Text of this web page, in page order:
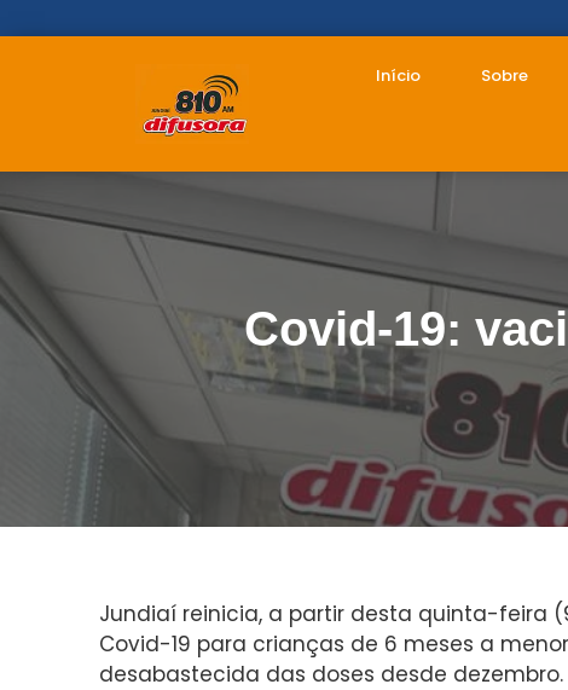
Início Sobre
Covid-19:
Jundiaí reinicia, a partir desta quinta-feira
Covid-19 para crianças de 6 meses a
desabastecida das doses desde dezembro.